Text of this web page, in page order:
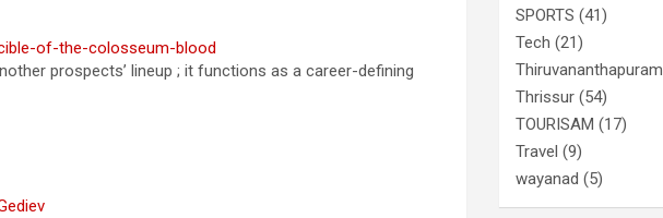
of-the-colosseum-blood
prospects’ lineup ; it functions as a career-defining
SPORTS (41)
Tech (21)
Thiruvananthapuram
Thrissur (54)
TOURISAM (17)
Travel (9)
wayanad (5)